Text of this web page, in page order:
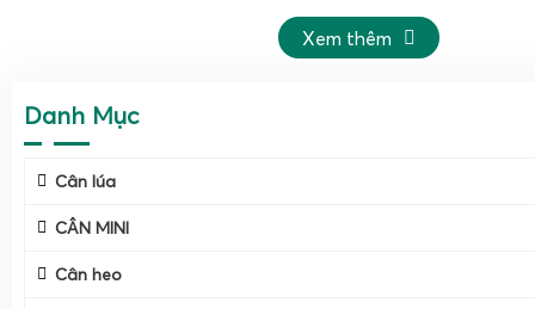
Danh Mục
Cân lúa
CÂN MINI
Cân heo
Xem thêm